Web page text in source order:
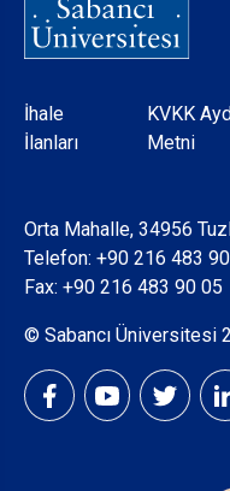
Dipnot
İhale
İlanları
KVKK
Metni
Orta Mahalle, 34956
Telefon: +90 216 483
Fax: +90 216 483 90 05
© Sabancı Üniversitesi